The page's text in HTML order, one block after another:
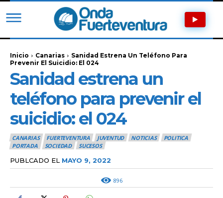
Inicio Canarias
Sanidad Estrena Un Teléfono Para
Prevenir El Suicidio: El 024
Sanidad estrena un
teléfono para prevenir el
suicidio: el 024
CANARIAS FUERTEVENTURA JUVENTUD NOTICIAS
POLITICA
PORTADA
SOCIEDAD SUCESOS
PUBLCADO EL MAYO 9, 2022
896